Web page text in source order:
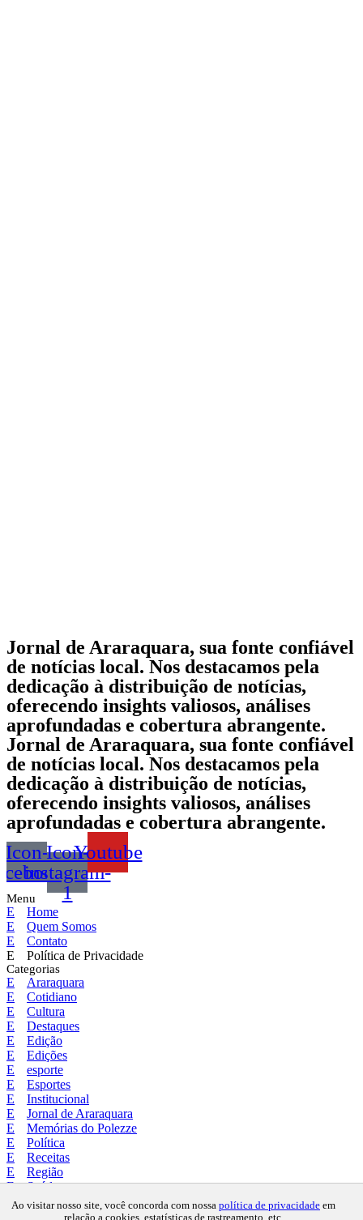
Jornal de Araraquara, sua fonte confiável
de notícias local. Nos destacamos pela
dedicação à distribuição de notícias,
oferecendo insights valiosos, análises
aprofundadas e cobertura abrangente.
Jornal de Araraquara, sua fonte confiável
de notícias local. Nos destacamos pela
dedicação à distribuição de notícias,
oferecendo insights valiosos, análises
aprofundadas e cobertura abrangente.
Icon-Icon-
instagram-
1
Youtube
Menu
Home
Quem Somos
Contato
Política de Privacidade
Categorias
Araraquara
Cotidiano
Cultura
Destaques
Edição
Edições
esporte
Esportes
Institucional
Jornal de Araraquara
Memórias do Polezze
Política
Receitas
Região
Saúde
Copyright © 2024 Todos os direitos
Ao visitar nosso site, você concorda com nossa política de privacidade em
relação a cookies, estatísticas de rastreamento, etc.